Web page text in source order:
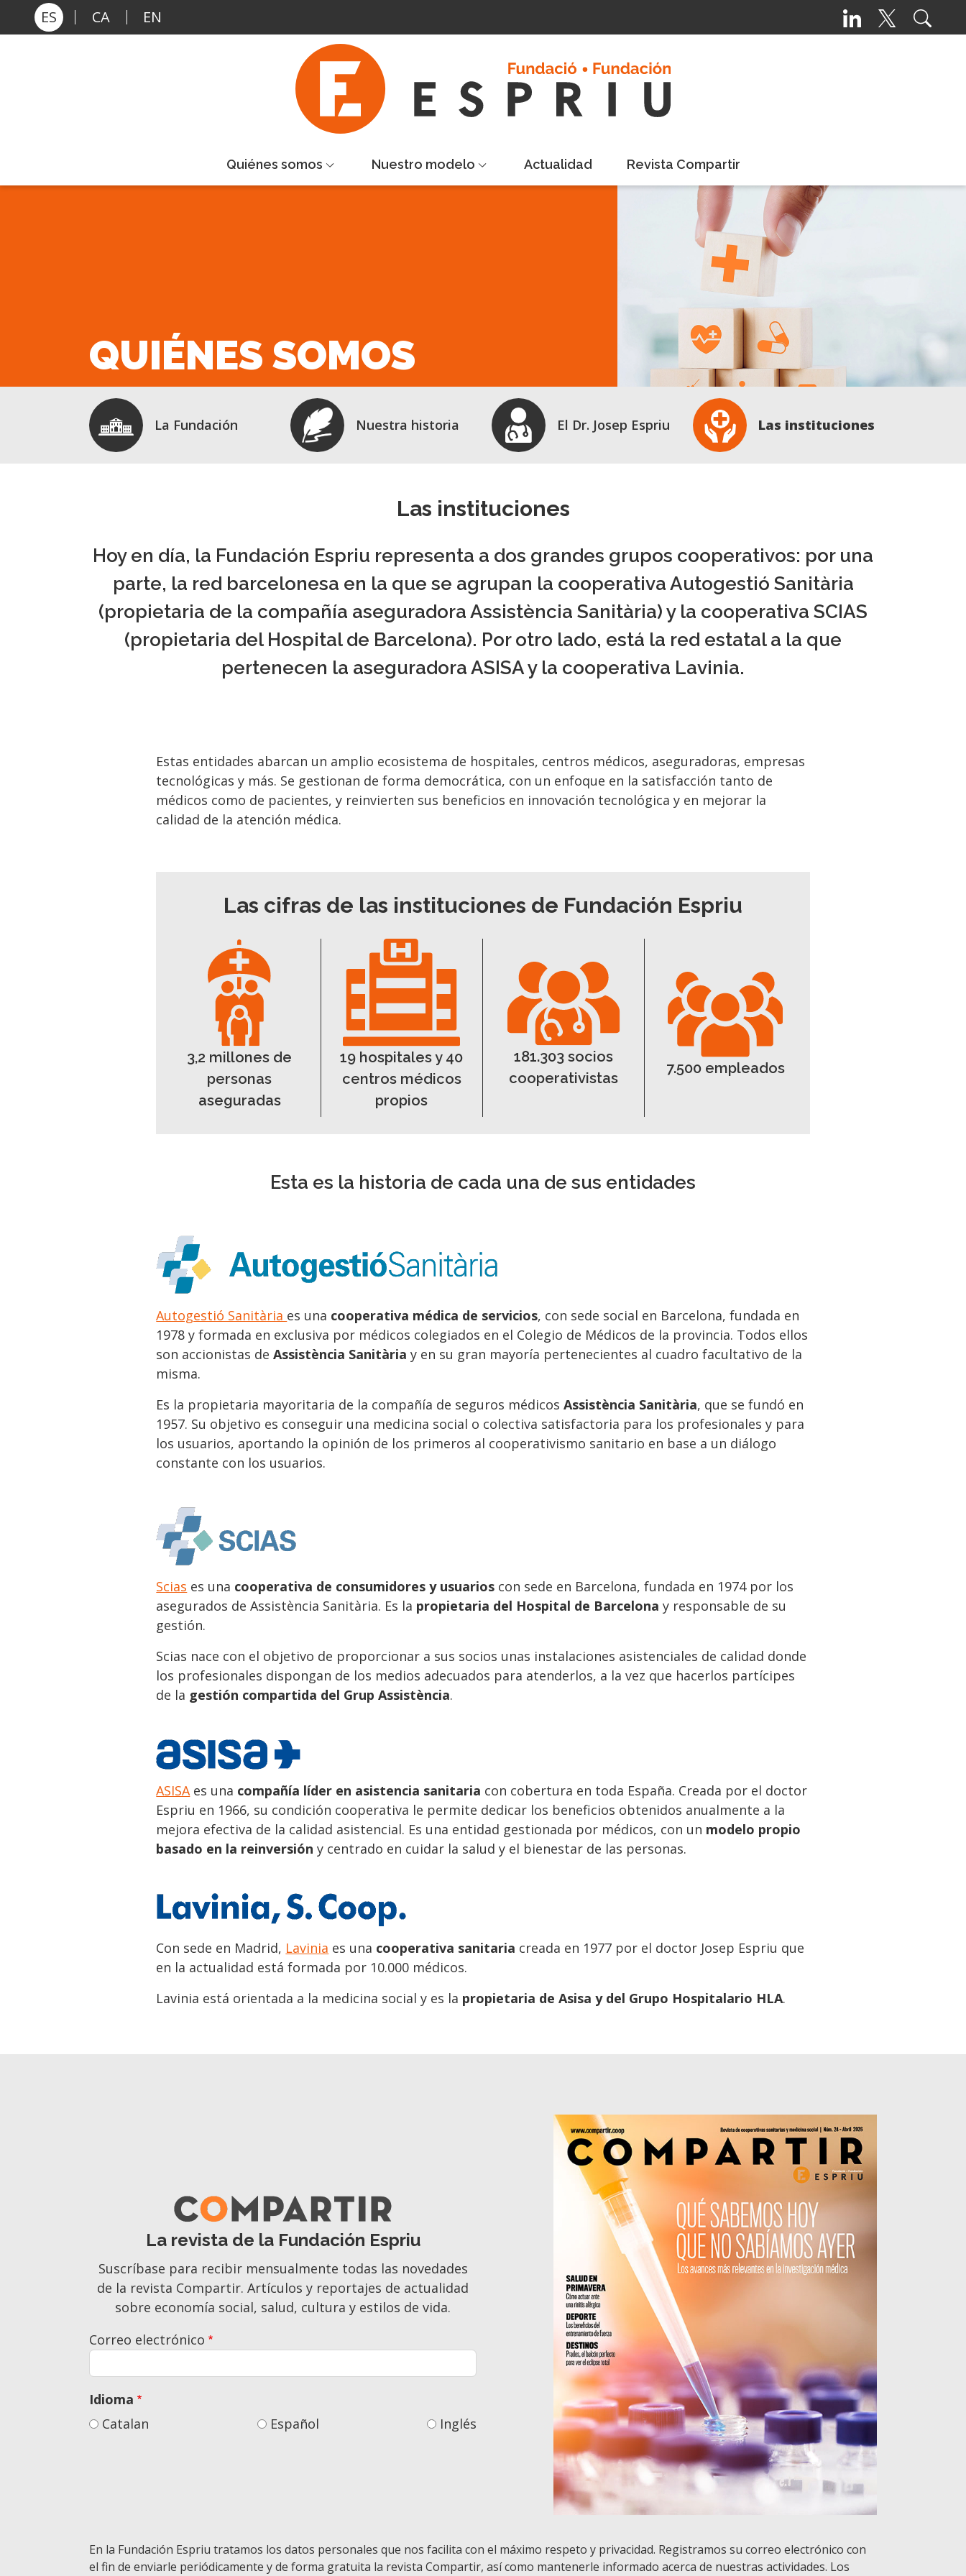
Pasar al contenido principal
ES CA EN
Quiénes somos Nuestro modelo Actualidad Revista Compartir
QUIÉNES SOMOS
La Fundación Nuestra historia El Dr. Josep Espriu Las instituciones
Las instituciones
Hoy en día, la Fundación Espriu representa a dos grandes grupos cooperativos: por una
parte, la red barcelonesa en la que se agrupan la cooperativa Autogestió Sanitària
(propietaria de la compañía aseguradora Assistència Sanitària) y la cooperativa SCIAS
(propietaria del Hospital de Barcelona). Por otro lado, está la red estatal a la que
pertenecen la aseguradora ASISA y la cooperativa Lavinia.
Estas entidades abarcan un amplio ecosistema de hospitales, centros médicos, aseguradoras, empresas
tecnológicas y más. Se gestionan de forma democrática, con un enfoque en la satisfacción tanto de
médicos como de pacientes, y reinvierten sus beneficios en innovación tecnológica y en mejorar la
calidad de la atención médica.
Las cifras de las instituciones de Fundación Espriu
3,2 millones de
personas
aseguradas
19 hospitales y 40
centros médicos
propios
181.303 socios
cooperativistas
7.500 empleados
Esta es la historia de cada una de sus entidades
Autogestió Sanitària es una cooperativa médica de servicios, con sede social en Barcelona, fundada en
1978 y formada en exclusiva por médicos colegiados en el Colegio de Médicos de la provincia. Todos ellos
son accionistas deAssistència Sanitària y en su gran mayoría pertenecientes al cuadro facultativo de la
misma.
Es la propietaria mayoritaria de la compañía de seguros médicosAssistència Sanitària, que se fundó en
1957. Su objetivo es conseguir una medicina social o colectiva satisfactoria para los profesionales y para
los usuarios, aportando la opinión de los primeros al cooperativismo sanitario en base a un diálogo
constante con los usuarios.
Scias es una cooperativa de consumidores y usuarios con sede en Barcelona, fundada en 1974 por los
asegurados de Assistència Sanitària. Es la propietaria del Hospital de Barcelona y responsable de su
gestión.
Scias nace con el objetivo de proporcionar a sus socios unas instalaciones asistenciales de calidad donde
los profesionales dispongan de los medios adecuados para atenderlos, a la vez que hacerlos partícipes
de la gestión compartida del Grup Assistència.
ASISAes una compañía líder en asistencia sanitaria con cobertura en toda España. Creada por el doctor
Espriu en 1966, su condición cooperativa le permite dedicar los beneficios obtenidos anualmente a la
mejora efectiva de la calidad asistencial. Es una entidad gestionada por médicos, con un modelo propio
basado en la reinversión y centrado en cuidar la salud y el bienestar de las personas.
Con sede en Madrid, Lavinia es una cooperativa sanitaria creada en 1977 por el doctor Josep Espriu que
en la actualidad está formada por 10.000 médicos.
Lavinia está orientada a la medicina social y es la propietaria de Asisa y del Grupo Hospitalario HLA.
La revista de la Fundación Espriu
Suscríbase para recibir mensualmente todas las novedades
de la revista Compartir. Artículos y reportajes de actualidad
sobre economía social, salud, cultura y estilos de vida.
Correo electrónico
Idioma
Catalan
Español Inglés
En la Fundación Espriu tratamos los datos personales que nos facilita con el máximo respeto y privacidad. Registramos su correo electrónico con
el fin de enviarle periódicamente y de forma gratuita la revista Compartir, así como mantenerle informado acerca de nuestras actividades. Los